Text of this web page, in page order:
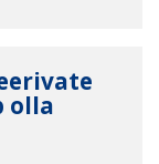
olla